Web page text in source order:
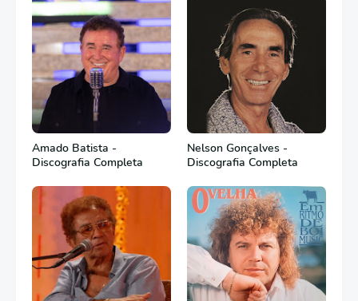
Amado Batista -
Discografia Completa
Nelson Gonçalves -
Discografia Completa